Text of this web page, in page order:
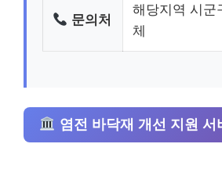
문의처
해당지역 시군
체
염전 바닥재 개선 지원 서